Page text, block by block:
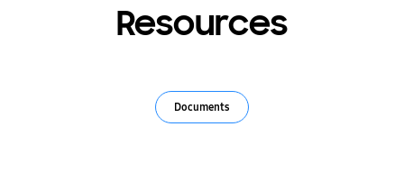
Resources
Documents